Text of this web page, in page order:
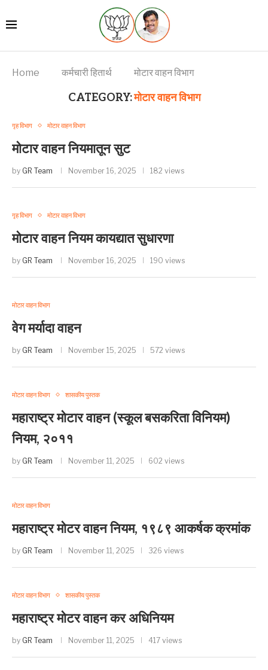
Home कर्मचारी हितार्थ मोटार वाहन विभाग
CATEGORY:मोटार वाहन विभाग
गृह विभाग मोटार वाहन विभाग
मोटार वाहन नियमातून सुट
by GR Team November 16, 2025 182 views
गृह विभाग मोटार वाहन विभाग
मोटार वाहन नियम कायद्यात सुधारणा
by GR Team November 16, 2025 190 views
मोटार वाहन विभाग
वेग मर्यादा वाहन
by GR Team November 15, 2025 572 views
मोटार वाहन विभाग शासकीय पुस्तक
महाराष्ट्र मोटार वाहन (स्कूल बसकरिता विनियम)
नियम, २०११
by GR Team November 11, 2025 602 views
मोटार वाहन विभाग
महाराष्ट्र मोटर वाहन नियम, १९८९ आकर्षक क्रमांक
by GR Team November 11, 2025 326 views
मोटार वाहन विभाग शासकीय पुस्तक
महाराष्ट्र मोटर वाहन कर अधिनियम
by GR Team November 11, 2025 417 views